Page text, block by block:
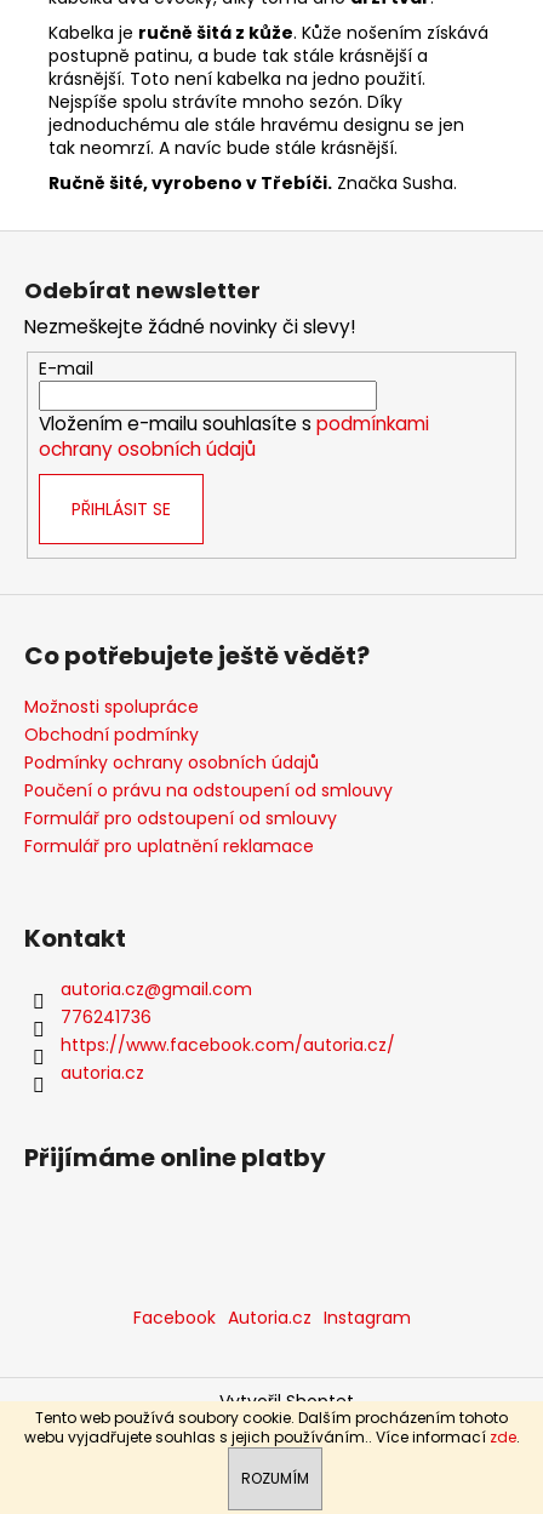
Tento web používá soubory cookie. Dalším procházením tohoto
webu vyjadřujete souhlas s jejich používáním.. Více informací zde.
ROZUMÍM
Kabelka je ručně šitá z kůže. Kůže nošením získává
postupně patinu, a bude tak stále krásnější a
krásnější. Toto není kabelka na jedno použití.
Nejspíše spolu strávíte mnoho sezón. Díky
jednoduchému ale stále hravému designu se jen
tak neomrzí. A navíc bude stále krásnější.
Ručně šité, vyrobeno v Třebíči. Značka Susha.
Z
Odebírat newsletter
Nezmeškejte žádné novinky či slevy!
E-mail
Vložením e-mailu souhlasíte s podmínkami
ochrany osobních údajů
PŘIHLÁSIT SE
Co potřebujete ještě vědět?
Možnosti spolupráce
Obchodní podmínky
Podmínky ochrany osobních údajů
Poučení o právu na odstoupení od smlouvy
Formulář pro odstoupení od smlouvy
Formulář pro uplatnění reklamace
Kontakt
autoria.cz@gmail.com
776241736
https://www.facebook.com/autoria.cz/
autoria.cz
Přijímáme online platby
Facebook Autoria.cz Instagram
Vytvořil Shoptet
Copyright 2026Autoria Trend, s.r.o.. Všechna práva